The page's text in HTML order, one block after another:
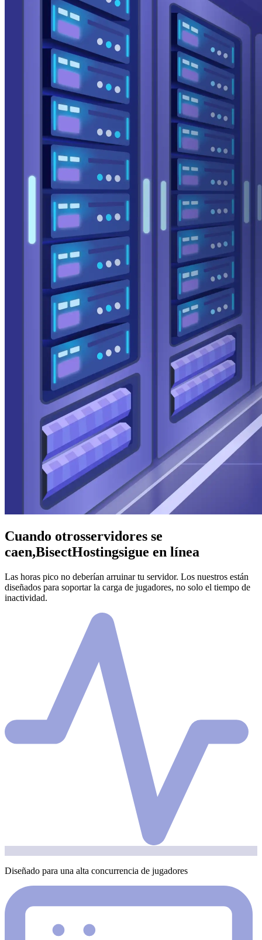
Cuando otrosservidores se
caen,BisectHostingsigue en línea
Las horas pico no deberían arruinar tu servidor. Los nuestros están
diseñados para soportar la carga de jugadores, no solo el tiempo de
inactividad.
Diseñado para una alta concurrencia de jugadores